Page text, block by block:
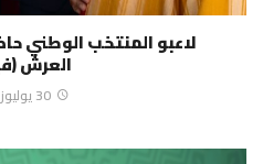
لاعبو المنتخب الوطني
العرش
30 يوليوز، 2026